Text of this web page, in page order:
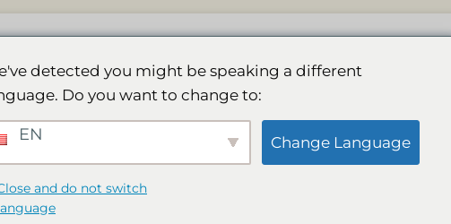
at Divava
detected you might be speaking a different
Do you want to change to:
EN Change Language
and do not switch